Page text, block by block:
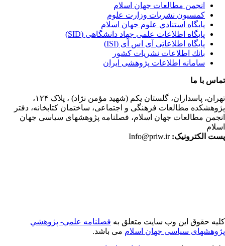
انجمن مطالعات جهان اسلام
کمسیون نشریات وزارت علوم
پايگاه استنادي علوم جهان اسلام
پایگاه اطلاعات علمی جهاد دانشگاهی (SID)
پایگاه اطلاعاتی آی اس آی (ISI)
بانك اطلاعات نشريات كشور
سامانه اطلاعات پژوهشی ایران
با ما
پاسداران، گلستان یکم (شهید مؤمن نژاد) ، پلاک ۱۲۴،
مطالعات فرهنگی و اجتماعی، ساختمان کتابخانه، دفتر
مطالعات جهان اسلام، فصلنامه پژوهشهای سیاسی جهان
الکترونیک:Info@priw.ir
حقوق این وب سایت متعلق بهفصلنامه علمي- پژوهشي
سیاسی جهان اسلاممی باشد.